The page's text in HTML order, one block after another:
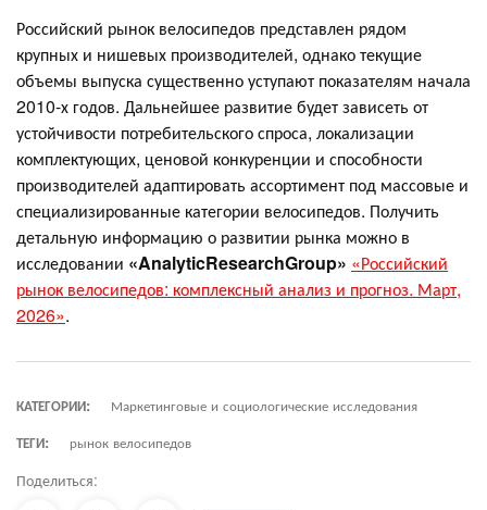
Российский рынок велосипедов представлен рядом
крупных и нишевых производителей, однако текущие
объемы выпуска существенно уступают показателям начала
2010-х годов. Дальнейшее развитие будет зависеть от
устойчивости потребительского спроса, локализации
комплектующих, ценовой конкуренции и способности
производителей адаптировать ассортимент под массовые и
специализированные категории велосипедов. Получить
детальную информацию о развитии рынка можно в
исследовании «AnalyticResearchGroup» «Российский
рынок велосипедов: комплексный анализ и прогноз. Март,
2026».
КАТЕГОРИИ:
Маркетинговые и социологические исследования
ТЕГИ:
рынок велосипедов
Поделиться: